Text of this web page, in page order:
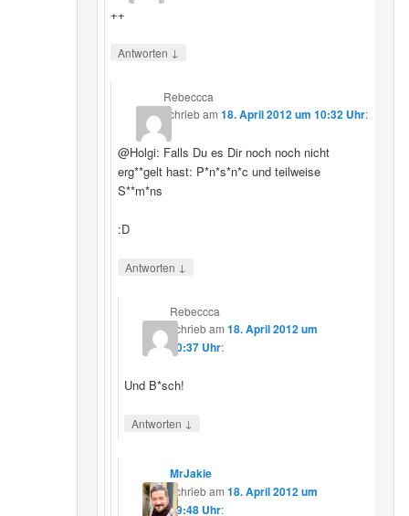
++
Antworten ↓
Rebeccca
schriebam 18. April 2012 um 10:32 Uhr:
@Holgi: Falls Du es Dir noch noch nicht
erg**gelt hast: P*n*s*n*c und teilweise
S**m*ns
:D
Antworten ↓
Rebeccca
schriebam18. April 2012 um
10:37 Uhr:
Und B*sch!
Antworten ↓
MrJakie
schriebam18. April 2012 um
19:48 Uhr: